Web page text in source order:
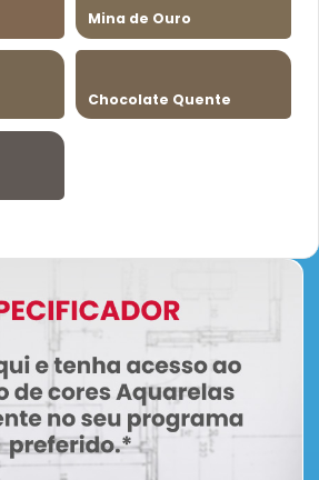
Mina de Ouro
Chocolate Quente